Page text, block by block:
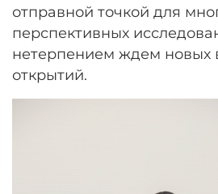
отправной точкой для
перспективных
нетерпением ждем новых
открытий.